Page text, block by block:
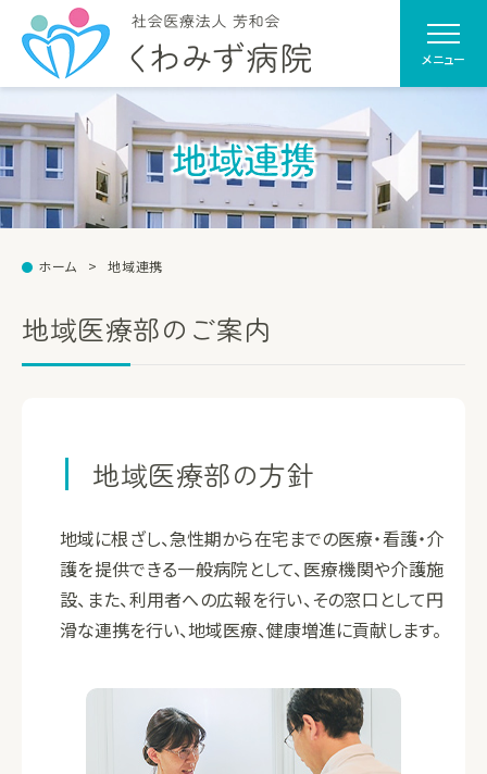
メニュー
地域連携
ホーム 地域連携
地域医療部のご案内
地域医療部の方針
地域に根ざし、急性期から在宅までの医療・看護・介
護を提供できる一般病院として、医療機関や介護施
設、また、利用者への広報を行い、その窓口として円
滑な連携を行い、地域医療、健康増進に貢献します。